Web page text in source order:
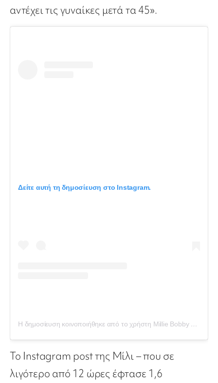
αντέχει τις γυναίκες μετά τα 45».
Δείτε αυτή τη δημοσίευση στο Instagram.
Η δημοσίευση κοινοποιήθηκε από το χρήστη Millie Bobby Brown (@milliebobbybrown)
Το Instagram post της Μίλι – που σε
λιγότερο από 12 ώρες έφτασε 1,6